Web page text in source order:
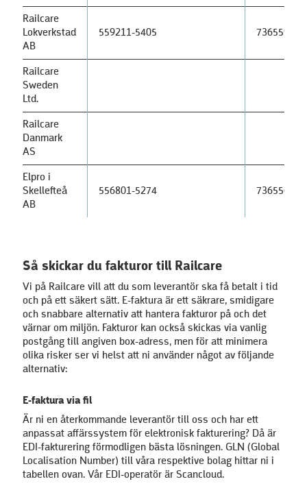
Railcare
Lokverkstad
AB
559211-5405
Railcare
Sweden
Ltd.
Railcare
Danmark
AS
Elpro i
Skellefteå
AB
556801-5274
Så skickar du fakturor till Railcare
Vi på Railcare vill att du som leverantör ska få betalt i tid
och på ett säkert sätt. E-faktura är ett säkrare, smidigare
och snabbare alternativ att hantera fakturor på och det
värnar om miljön. Fakturor kan också skickas via vanlig
postgång till angiven box-adress, men för att minimera
olika risker ser vi helst att ni använder något av följande
alternativ:
E-faktura via fil
Är ni en återkommande leverantör till oss och har ett
anpassat affärssystem för elektronisk fakturering? Då är
EDI-fakturering förmodligen bästa lösningen. GLN (Global
Localisation Number) till våra respektive bolag hittar ni i
tabellen ovan. Vår EDI-operatör är Scancloud.